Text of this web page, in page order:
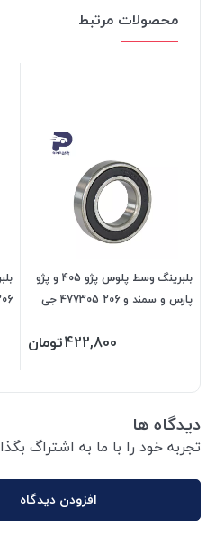
محصولات مرتبط
بلبرینگ وسط پلوس پژو 405 و پژو
پارس و سمند و 206 477305 جی
422,800تومان
دیدگاه ها
تجربه خود را با ما به اشتراگ
افزودن دیدگاه